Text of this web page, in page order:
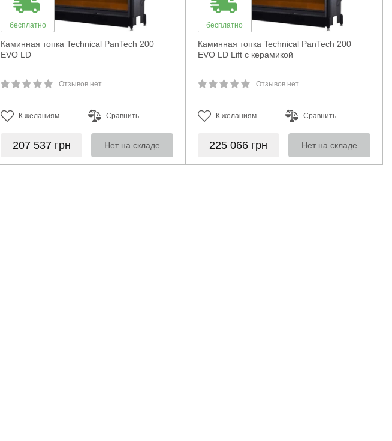
бесплатно
Каминная топка Technical PanTech 200
EVO LD
Отзывов нет
К желаниям Сравнить
207 537 грн Нет на складе
бесплатно
Каминная топка Technical PanTech 200
EVO LD Lift с керамикой
Отзывов нет
К желаниям Сравнить
225 066 грн Нет на складе